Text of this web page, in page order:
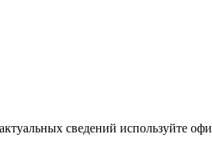
сведений используйте